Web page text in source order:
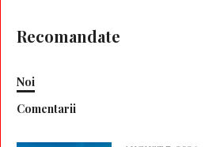
Recomandate
Noi
Comentarii